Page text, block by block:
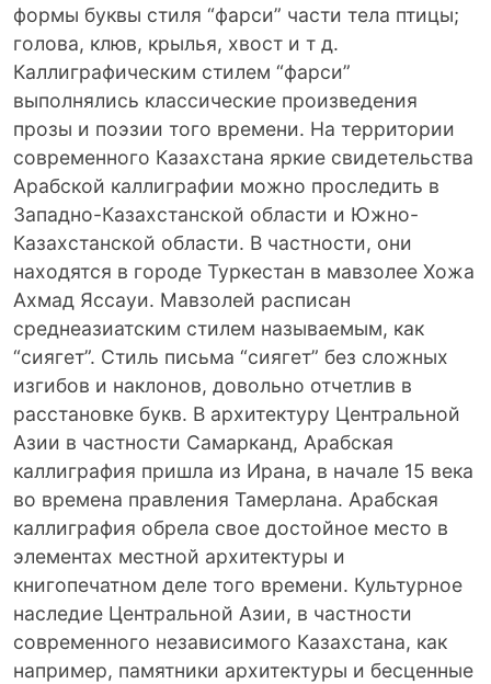
формы буквы стиля “фарси” части тела птицы;
голова, клюв, крылья, хвост и т д.
Каллиграфическим стилем “фарси”
выполнялись классические произведения
прозы и поэзии того времени. На территории
современного Казахстана яркие свидетельства
Арабской каллиграфии можно проследить в
Западно-Казахстанской области и Южно-
Казахстанской области. В частности, они
находятся в городе Туркестан в мавзолее Хожа
Ахмад Яссауи. Мавзолей расписан
среднеазиатским стилем называемым, как
“сиягет”. Стиль письма “сиягет” без сложных
изгибов и наклонов, довольно отчетлив в
расстановке букв. В архитектуру Центральной
Азии в частности Самарканд, Арабская
каллиграфия пришла из Ирана, в начале 15 века
во времена правления Тамерлана. Арабская
каллиграфия обрела свое достойное место в
элементах местной архитектуры и
книгопечатном деле того времени. Культурное
наследие Центральной Азии, в частности
современного независимого Казахстана, как
например, памятники архитектуры и бесценные